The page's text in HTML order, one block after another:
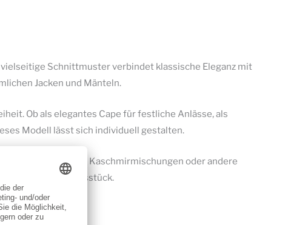
vielseitige Schnittmuster verbindet klassische Eleganz mit
Jacken und Mänteln.
Ob als elegantes Cape für festliche Anlässe, als
Modell lässt sich individuell gestalten.
Bouclé, Loden, Kaschmirmischungen oder andere
Kleidungsstück.